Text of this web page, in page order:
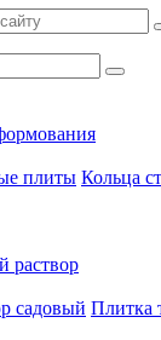
плиты Кольца
раствор
садовый Плитка